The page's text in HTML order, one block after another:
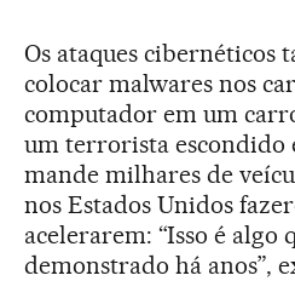
Os ataques cibernéticos
colocar malwares nos
computador em um
um terrorista escondido
mande milhares de
nos Estados Unidos
acelerarem: “Isso é algo
demonstrado há anos”,